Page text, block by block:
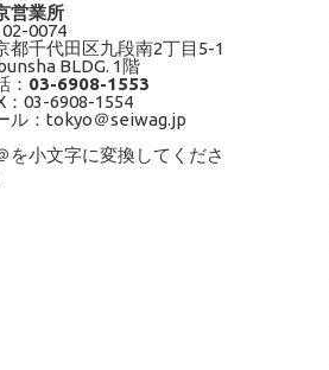
営業所
0074
都千代田区九段南2丁目5-1
BLDG. 1階
： 03-6908-1553
：03-6908-1554
ル：tokyo＠seiwag.jp
を小文字に変換してくださ